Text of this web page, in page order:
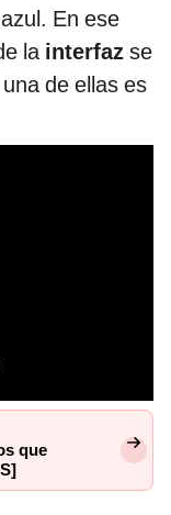
En ese
la interfaz se
de ellas es
que